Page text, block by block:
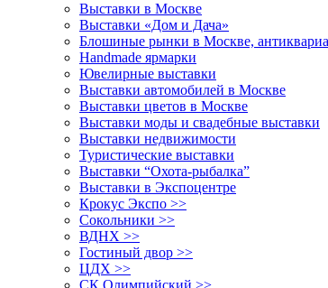
Выставки в Москве
Выставки «Дом и Дача»
Блошиные рынки в Москве,
Handmade ярмарки
Ювелирные выставки
Выставки автомобилей в Москве
Выставки цветов в Москве
Выставки моды и свадебные выставки
Выставки недвижимости
Туристические выставки
Выставки “Охота-рыбалка”
Выставки в Экспоцентре
Крокус Экспо >>
Сокольники >>
ВДНХ >>
Гостиный двор >>
ЦДХ >>
СК Олимпийский >>